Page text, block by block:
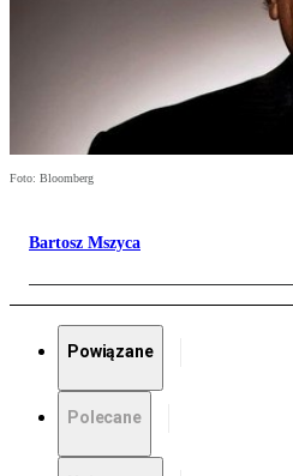
Foto: Bloomberg
Bartosz Mszyca
Powiązane
Polecane